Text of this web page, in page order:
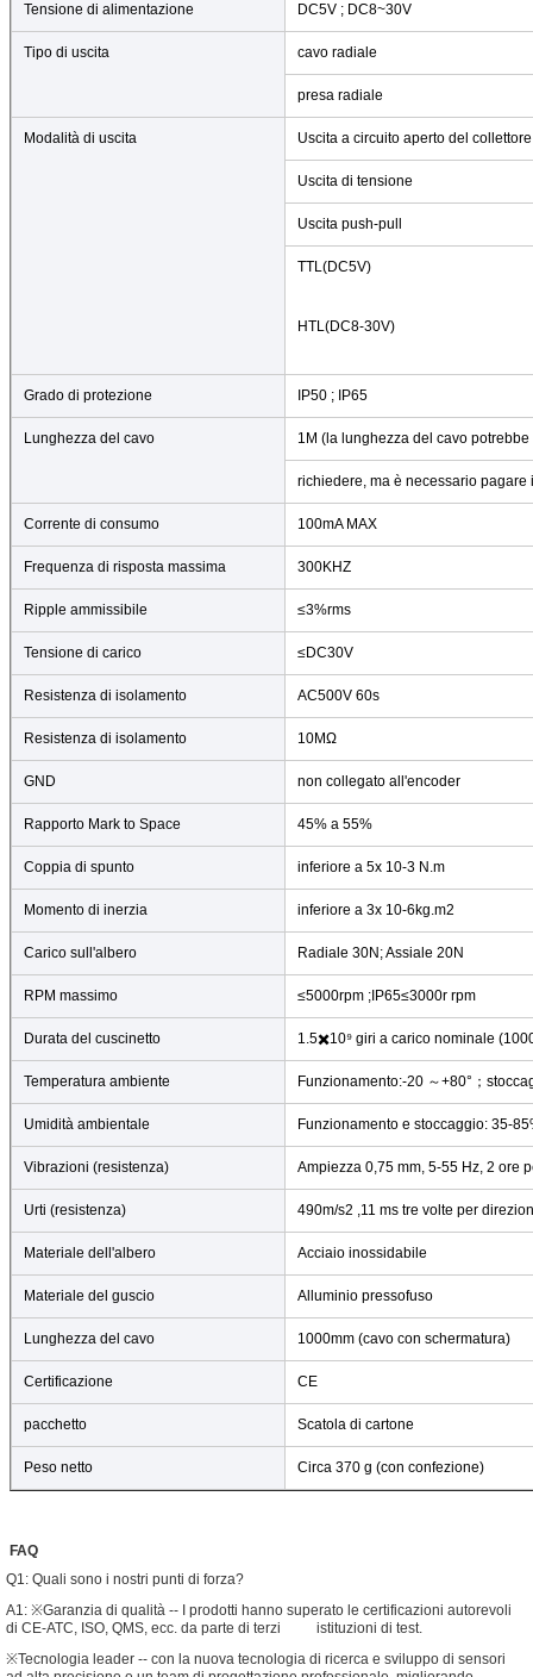
Lasciate un
Ti richiameremo
Tensione di alimentazione DC5V ; DC8~30V
Tipo di uscita cavo radiale
presa radiale
Modalità di uscita Uscita a circuito aperto del collettore
Uscita di tensione
Uscita push-pull
TTL(DC5V)
HTL(DC8-30V)
Grado di protezione IP50 ; IP65
Lunghezza del cavo 1M (la lunghezza del cavo
richiedere, ma è necessario pagare
Corrente di consumo 100mA MAX
Frequenza di risposta massima 300KHZ
Ripple ammissibile ≤3%rms
Tensione di carico ≤DC30V
Resistenza di isolamento AC500V 60s
Resistenza di isolamento 10MΩ
GND non collegato all'encoder
Rapporto Mark to Space 45% a 55%
Coppia di spunto inferiore a 5x 10-3 N.m
Momento di inerzia inferiore a 3x 10-6kg.m2
Carico sull'albero Radiale 30N; Assiale 20N
RPM massimo ≤5000rpm ;IP65≤3000r rpm
Durata del cuscinetto 1.5✖️10⁹ giri a carico nominale
Temperatura ambiente Funzionamento:-20 ～+80°；
Umidità ambientale Funzionamento e stoccaggio: 35-
Vibrazioni (resistenza) Ampiezza 0,75 mm, 5-55 Hz, 2 ore
Urti (resistenza) 490m/s2 ,11 ms tre volte per
Materiale dell'albero Acciaio inossidabile
Materiale del guscio Alluminio pressofuso
Lunghezza del cavo 1000mm (cavo con schermatura)
Certificazione CE
pacchetto Scatola di cartone
Peso netto Circa 370 g (con confezione)
FAQ
Q1: Quali sono i nostri punti di forza?
A1: ※Garanzia di qualità -- I prodotti hanno superato le certificazioni autorevoli
di CE-ATC, ISO, QMS, ecc. da parte di terzi istituzioni di test.
※Tecnologia leader -- con la nuova tecnologia di ricerca e sviluppo di sensori